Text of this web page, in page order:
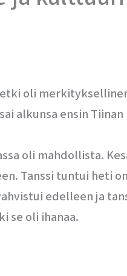
oli
alkunsa ensin
oli mahdollista.
Tanssi tuntui heti
edelleen ja
se oli ihanaa.